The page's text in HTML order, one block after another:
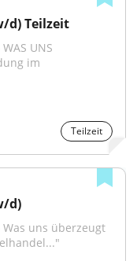
d) Teilzeit
UNS
im
Teilzeit
d)
uns überzeugt